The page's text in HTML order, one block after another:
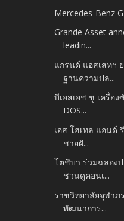
Mercedes-Benz
Grande Asset
leadin...
แกรนด์ แอสเสทฯ
ฐานความปล...
บีเอสเอช ชู เครื่อ
DOS...
เอส โฮเทล แอนด์
ชายฝั...
โตชิบา ร่วมฉลอง
ชวนดูคอนเ...
ราชวิทยาลัยจุฬา
พัฒนาการ...